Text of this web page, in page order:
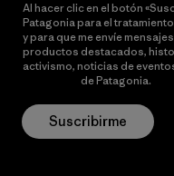
Al hacer clic en el botón
Patagonia para el
y para que me envíe
productos destacados,
activismo, noticias de
de Patagonia.
Suscribirme